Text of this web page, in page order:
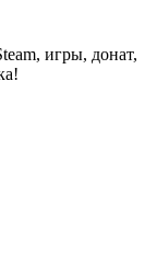
игры, донат,